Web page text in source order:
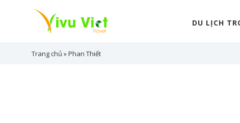
DU LỊCH
Trang chủ »Phan Thiết